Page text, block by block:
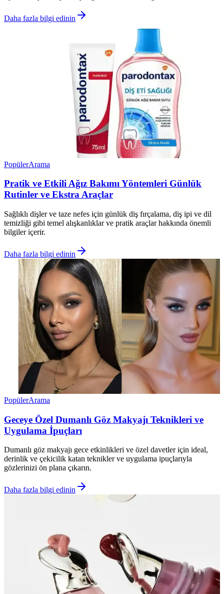
Daha fazla bilgi edinin
PopülerArama
Pratik ve Etkili Ağız Bakımı Yöntemleri Günlük
Rutinler ve Ekstra Araçlar
Sağlıklı dişler ve taze nefes için günlük diş fırçalama, diş ipi ve dil
temizliği gibi temel alışkanlıklar ve pratik araçlar hakkında önemli
bilgiler içerir.
Daha fazla bilgi edinin
PopülerArama
Geceye Özel Dumanlı Göz Makyajı Teknikleri ve
Uygulama İpuçları
Dumanlı göz makyajı gece etkinlikleri ve özel davetler için ideal,
derinlik ve çekicilik katan teknikler ve uygulama ipuçlarıyla
gözlerinizi ön plana çıkarın.
Daha fazla bilgi edinin